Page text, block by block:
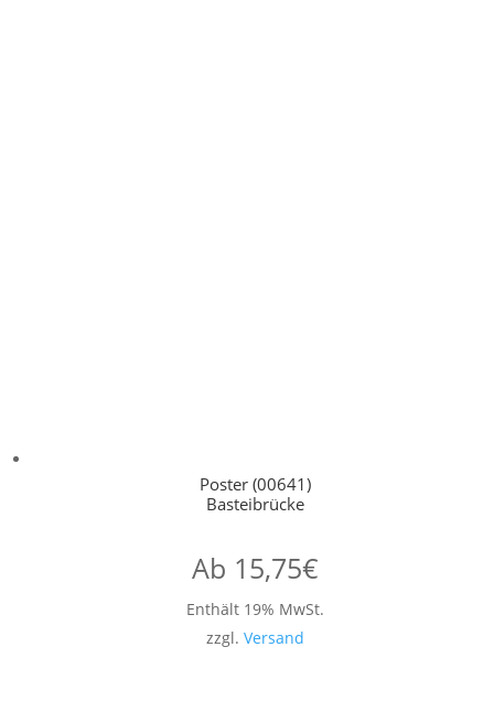
Poster (00641)
Basteibrücke
Ab 15,75€
Enthält 19% MwSt.
zzgl. Versand